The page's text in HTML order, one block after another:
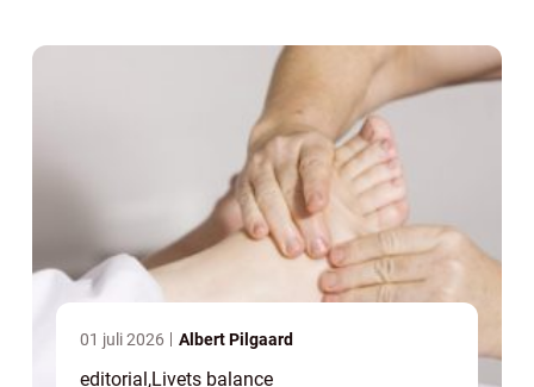
01 juli 2026 Albert Pilgaard
editorial,Livets balance